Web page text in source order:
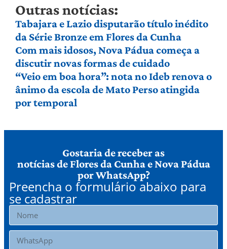
Outras notícias:
Tabajara e Lazio disputarão título inédito
da Série Bronze em Flores da Cunha
Com mais idosos, Nova Pádua começa a
discutir novas formas de cuidado
“Veio em boa hora”: nota no Ideb renova o
ânimo da escola de Mato Perso atingida
por temporal
Gostaria de receber as
notícias de Flores da Cunha e Nova Pádua
por WhatsApp?
Preencha o formulário abaixo para
se cadastrar